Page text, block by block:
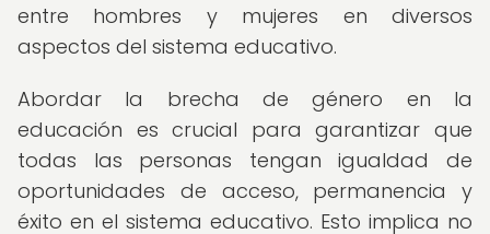
entre hombres y mujeres en diversos
aspectos del sistema educativo.
Abordar la brecha de género en la
educación es crucial para garantizar que
todas las personas tengan igualdad de
oportunidades de acceso, permanencia y
éxito en el sistema educativo. Esto implica no